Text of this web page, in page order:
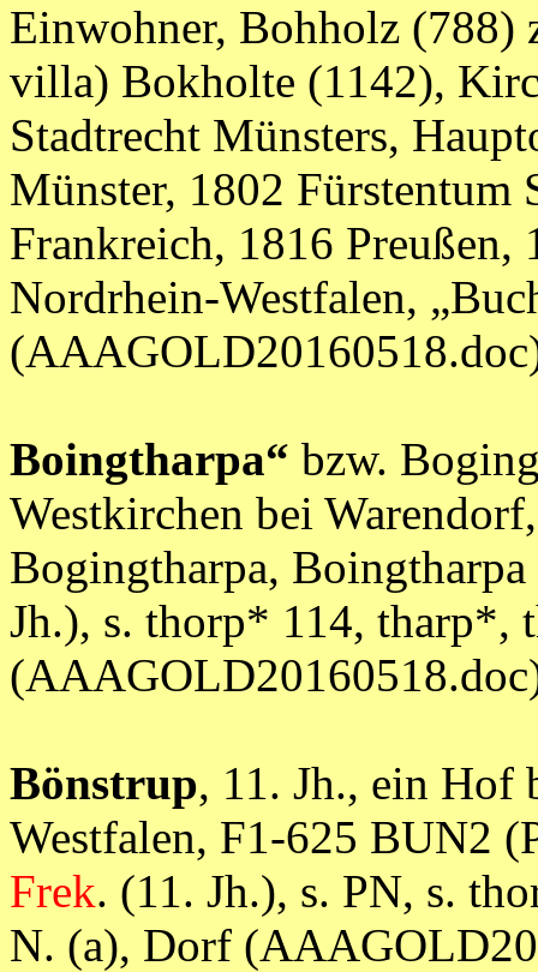
Einwohner, Bohholz (788)
villa) Bokholte (1142),
Stadtrecht Münsters,
Münster, 1802 Fürstentum
Frankreich, 1816
Nordrhein-Westfalen,
Boingtharpa“ bzw.
Westkirchen bei
Bogingtharpa,
Jh.), s. thorp* 114, tharp*,
Bönstrup, 11. Jh., ein Hof
Westfalen, F1-625 BUN2
Frek. (11. Jh.), s. PN, s.
N. (a), Dorf